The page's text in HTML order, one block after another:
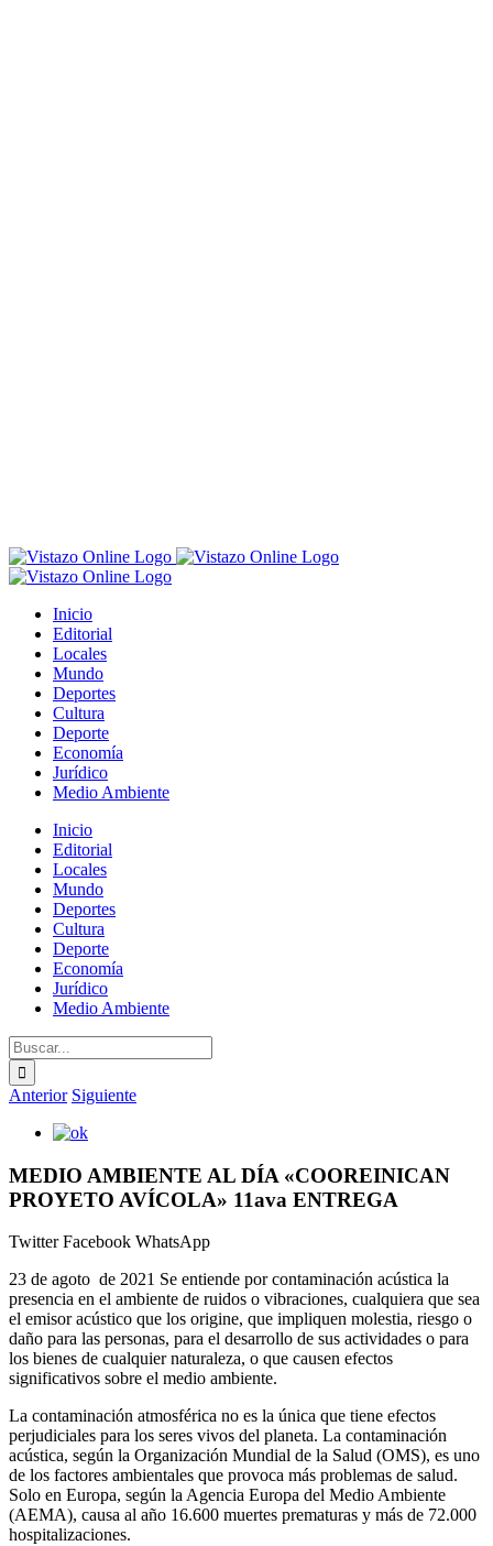
Inicio
Editorial
Locales
Mundo
Deportes
Cultura
Deporte
Economía
Jurídico
Medio Ambiente
Inicio
Editorial
Locales
Mundo
Deportes
Cultura
Deporte
Economía
Jurídico
Medio Ambiente
Buscar:
Anterior Siguiente
Ver
más
grande
MEDIO AMBIENTE AL DÍA «COOREINICAN
PROYETO AVÍCOLA» 11ava ENTREGA
TwitterFacebook WhatsApp
23 de agoto de 2021 Se entiende por contaminación acústica la
presencia en el ambiente de ruidos o vibraciones, cualquiera que sea
el emisor acústico que los origine, que impliquen molestia, riesgo o
daño para las personas, para el desarrollo de sus actividades o para
los bienes de cualquier naturaleza, o que causen efectos
significativos sobre el medio ambiente.
La contaminación atmosférica no es la única que tiene efectos
perjudiciales para los seres vivos del planeta. La contaminación
acústica, según la Organización Mundial de la Salud (OMS), es uno
de los factores ambientales que provoca más problemas de salud.
Solo en Europa, según la Agencia Europa del Medio Ambiente
(AEMA), causa al año 16.600 muertes prematuras y más de 72.000
hospitalizaciones.